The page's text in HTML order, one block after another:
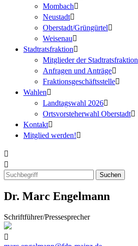
Mombach
Neustadt
Oberstadt/Grüngürtel
Weisenau
Stadtratsfraktion
Mitglieder der Stadtratsfraktion
Anfragen und Anträge
Fraktionsgeschäftsstelle
Wahlen
Landtagswahl 2026
Ortsvorsteherwahl Oberstadt
Kontakt
Mitglied werden!
Dr. Marc Engelmann
Schriftführer/Pressesprecher